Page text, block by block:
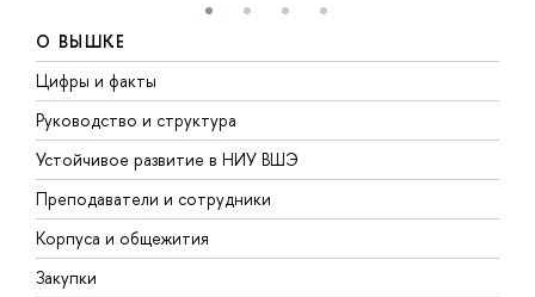
О ВЫШКЕ
Цифры и факты
Руководство и структура
Устойчивое развитие в НИУ ВШЭ
Преподаватели и сотрудники
Корпуса и общежития
Закупки